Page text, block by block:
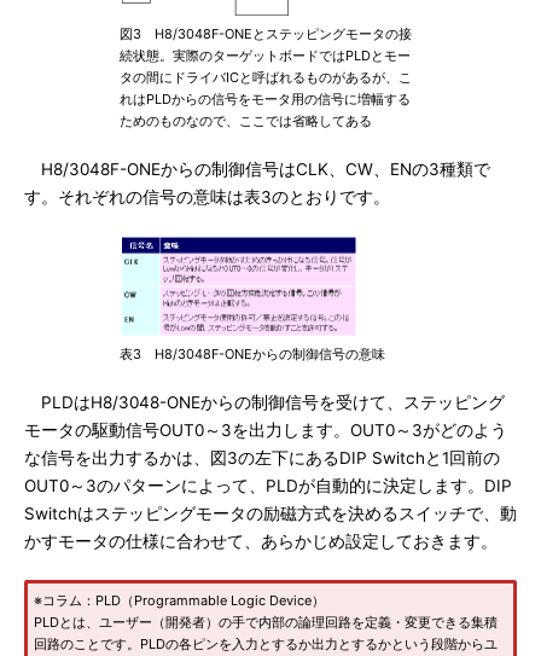
図3 H8/3048F-ONEとステッピングモータの接
続状態。実際のターゲットボードではPLDとモー
タの間にドライバICと呼ばれるものがあるが、こ
れはPLDからの信号をモータ用の信号に増幅する
ためのものなので、ここでは省略してある
H8/3048F-ONEからの制御信号はCLK、CW、ENの3種類で
す。それぞれの信号の意味は表3のとおりです。
表3 H8/3048F-ONEからの制御信号の意味
PLDはH8/3048-ONEからの制御信号を受けて、ステッピング
モータの駆動信号OUT0～3を出力します。OUT0～3がどのよう
な信号を出力するかは、図3の左下にあるDIP Switchと1回前の
OUT0～3のパターンによって、PLDが自動的に決定します。DIP
Switchはステッピングモータの励磁方式を決めるスイッチで、動
かすモータの仕様に合わせて、あらかじめ設定しておきます。
※コラム：PLD（Programmable Logic Device）
PLDとは、ユーザー（開発者）の手で内部の論理回路を定義・変更できる集積
回路のことです。PLDの各ピンを入力とするか出力とするかという段階からユ